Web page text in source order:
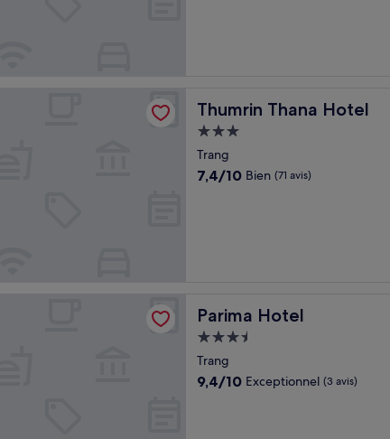
Thumrin Thana Hotel
Thumrin Thana Hotel
Hébergement
3.0 étoiles
Trang
7.4
7,4/10 Bien (71 avis)
Parima Hotel
Parima Hotel
Hébergement
3.5 étoiles
Trang
9.4
9,4/10 Exceptionnel (3 avis)